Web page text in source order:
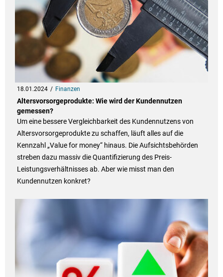
18.01.2024 Finanzen
Altersvorsorgeprodukte: Wie wird der Kundennutzen
gemessen?
Um eine bessere Vergleichbarkeit des Kundennutzens von
Altersvorsorgeprodukte zu schaffen, läuft alles auf die
Kennzahl „Value for money“ hinaus. Die Aufsichtsbehörden
streben dazu massiv die Quantifizierung des Preis-
Leistungsverhältnisses ab. Aber wie misst man den
Kundennutzen konkret?